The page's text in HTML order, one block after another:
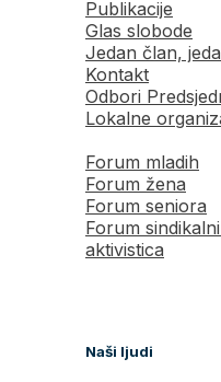
Publikacije
Glas slobode
Jedan član,
Kontakt
Odbori
Lokalne
Forum mladih
Forum žena
Forum seniora
Forum
aktivistica
Naši ljudi